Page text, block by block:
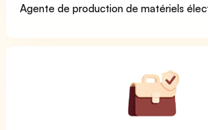
Agente de production de matériels